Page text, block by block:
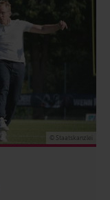
© Staatskanzlei